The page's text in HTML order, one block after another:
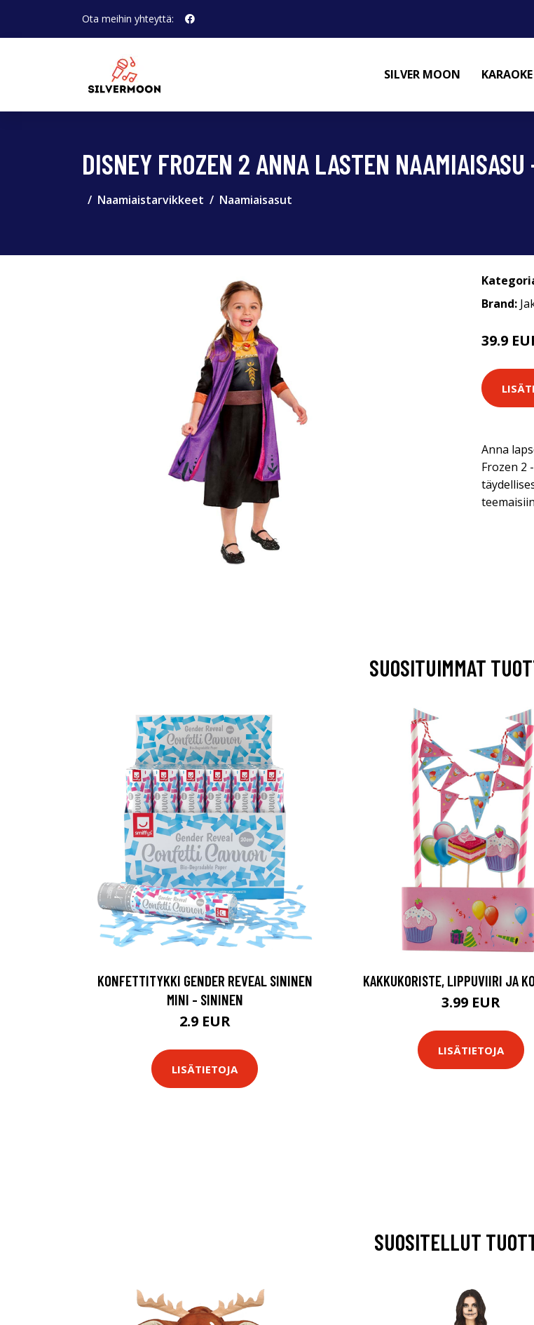
Ota meihin yhteyttä:
SILVER MOON
DISNEY FROZEN 2 ANNA LASTEN
Naamiaistarvikkeet Naamiaisasut
Brand:
39.9
Anna
Frozen 2
SUOSITUIMMAT
KONFETTITYKKI GENDER REVEAL SININEN
MINI - SININEN
2.9 EUR
LISÄTIETOJA
KAKKUKORISTE, LIPPUVIIRI JA
3.99 EUR
LISÄTIETOJA
SUOSITELLUT